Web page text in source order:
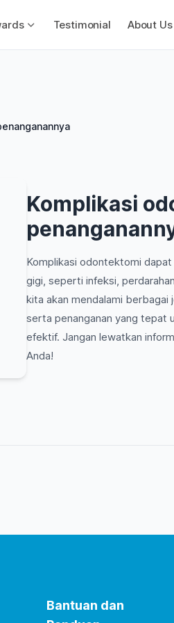
Testimonial About Us
Komplikasi
Komplikasi odontektomi
gigi, seperti infeksi,
kita akan mendalami berbagai
serta penanganan yang tepat
efektif. Jangan lewatkan
Anda!
Bantuan dan